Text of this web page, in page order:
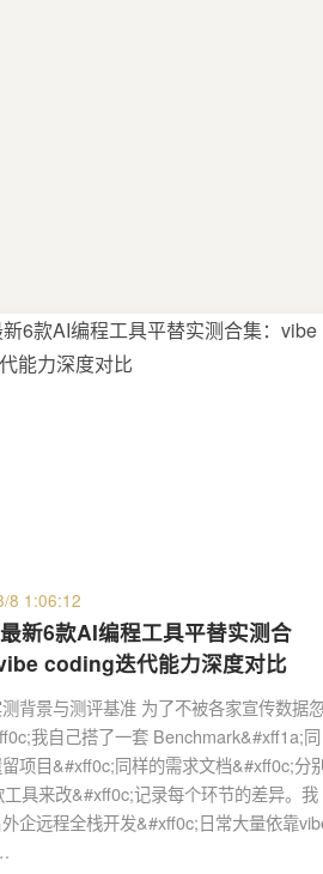
8 1:06:12
新6款AI编程工具平替实测合
coding迭代能力深度对比
背景与测评基准 为了不被各家宣传数据忽
我自己搭了一套 Benchmark&#xff1a;同
项目&#xff0c;同样的需求文档&#xff0c;分
工具来改&#xff0c;记录每个环节的差异。我
企远程全栈开发&#xff0c;日常大量依靠